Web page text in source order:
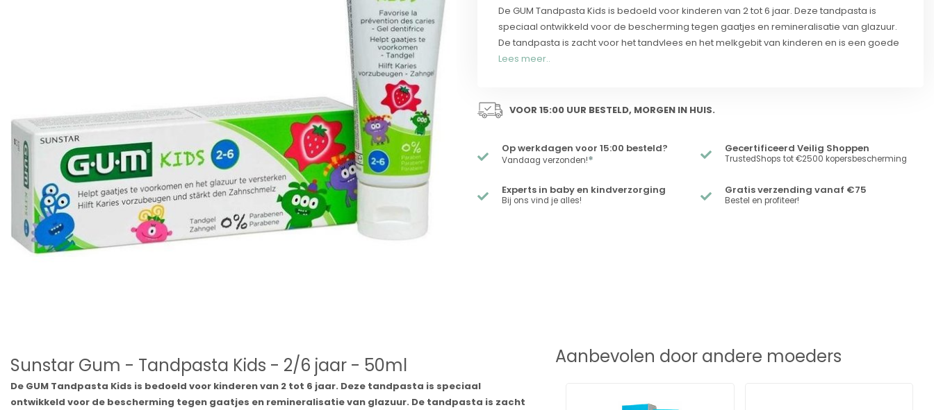
De GUM Tandpasta Kids is bedoeld voor kinderen van 2 tot 6 jaar. Deze tandpasta is
speciaal ontwikkeld voor de bescherming tegen gaatjes en remineralisatie van glazuur.
De tandpasta is zacht voor het tandvlees en het melkgebit van kinderen en is een goede
Lees meer..
VOOR 15:00 UUR BESTELD, MORGEN IN HUIS.
Op werkdagen voor 15:00 besteld?
Vandaag verzonden!*
Gecertificeerd Veilig Shoppen
TrustedShops tot €2500 kopersbescherming
Experts in baby en kindverzorging
Bij ons vind je alles!
Gratis verzending vanaf €75
Bestel en profiteer!
Sunstar Gum - Tandpasta Kids - 2/6 jaar - 50ml
De GUM Tandpasta Kids is bedoeld voor kinderen van 2 tot 6 jaar. Deze tandpasta is speciaal
ontwikkeld voor de bescherming tegen gaatjes en remineralisatie van glazuur. De tandpasta is zacht
Aanbevolen door andere moeders